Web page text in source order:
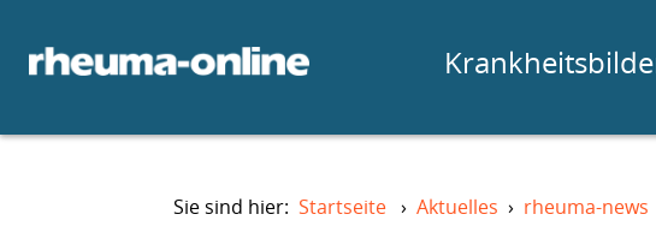
Sie sind hier: Startseite › Aktuelles › rheuma-news